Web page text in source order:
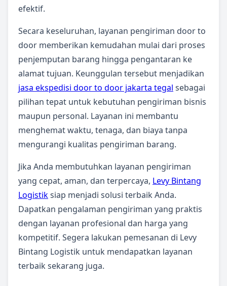
efektif.
Secara keseluruhan, layanan pengiriman door to
door memberikan kemudahan mulai dari proses
penjemputan barang hingga pengantaran ke
alamat tujuan. Keunggulan tersebut menjadikan
jasa ekspedisi door to door jakarta tegal sebagai
pilihan tepat untuk kebutuhan pengiriman bisnis
maupun personal. Layanan ini membantu
menghemat waktu, tenaga, dan biaya tanpa
mengurangi kualitas pengiriman barang.
Jika Anda membutuhkan layanan pengiriman
yang cepat, aman, dan terpercaya, Levy Bintang
Logistiksiap menjadi solusi terbaik Anda.
Dapatkan pengalaman pengiriman yang praktis
dengan layanan profesional dan harga yang
kompetitif. Segera lakukan pemesanan di Levy
Bintang Logistik untuk mendapatkan layanan
terbaik sekarang juga.